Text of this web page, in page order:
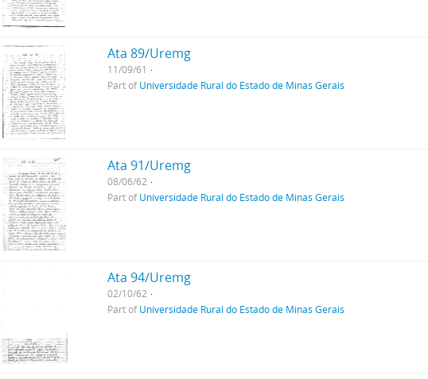
Ata 89/Uremg
11/09/61
Part ofUniversidade Rural do Estado de Minas Gerais
Ata 91/Uremg
08/06/62
Part ofUniversidade Rural do Estado de Minas Gerais
Ata 94/Uremg
02/10/62
Part ofUniversidade Rural do Estado de Minas Gerais